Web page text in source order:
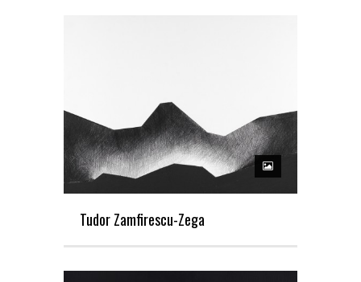
Tudor Zamfirescu-Zega